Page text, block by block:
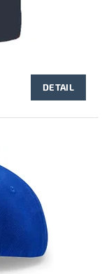
DETAIL